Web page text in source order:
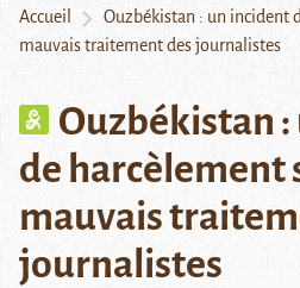
Accueil
Ouzbékistan : un incident
mauvais traitement des journalistes
Ouzbékistan
de harcèlement
mauvais
journalistes